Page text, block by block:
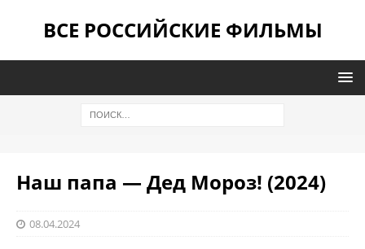
ВСЕ РОССИЙСКИЕ ФИЛЬМЫ
Наш папа — Дед Мороз! (2024)
08.04.2024